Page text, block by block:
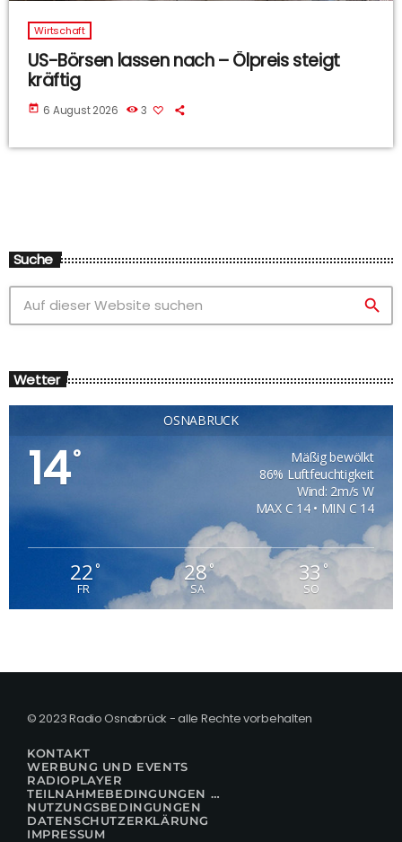
Wirtschaft
US-Börsen lassen nach – Ölpreis steigt
kräftig
today 6 August 2026 3
Suche
search
Wetter
OSNABRÜCK
14°
Mäßig bewölkt
86% Luftfeuchtigkeit
Wind: 2m/s W
MAX C 14 • MIN C 14
22°
FR
28°
SA
33°
SO
© 2023 Radio Osnabrück - alle Rechte vorbehalten
KONTAKT
WERBUNG UND EVENTS
RADIOPLAYER
TEILNAHMEBEDINGUNGEN FÜR GEWINNSPIELE
NUTZUNGSBEDINGUNGEN
DATENSCHUTZERKLÄRUNG
IMPRESSUM